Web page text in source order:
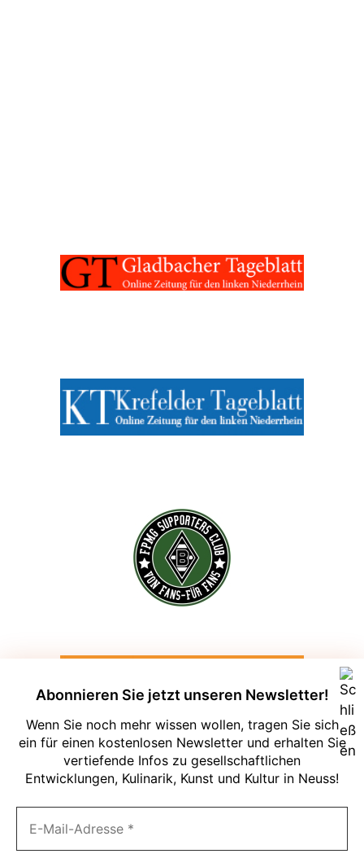
Abonnieren Sie jetzt unseren Newsletter!
Wenn Sie noch mehr wissen wollen, tragen Sie sich
ein für einen kostenlosen Newsletter und erhalten Sie
vertiefende Infos zu gesellschaftlichen
Entwicklungen, Kulinarik, Kunst und Kultur in Neuss!
Um unsere Webseite für Sie optimal zu
gestalten und fortlaufend verbessern zu
können, verwenden wir Cookies. Durch